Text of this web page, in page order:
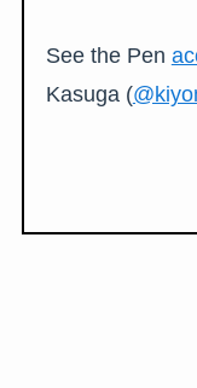
See the Pen
Kasuga (